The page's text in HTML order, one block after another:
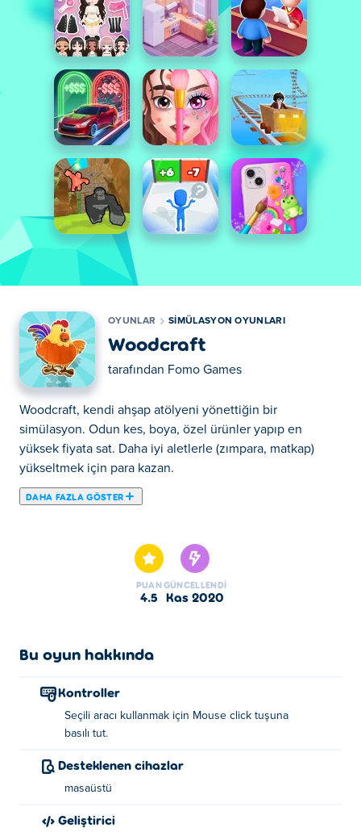
OYUNLAR SIMÜLASYON OYUNLARI
Woodcraft
tarafından Fomo Games
Woodcraft, kendi ahşap atölyeni yönettiğin bir
simülasyon. Odun kes, boya, özel ürünler yapıp en
yüksek fiyata sat. Daha iyi aletlerle (zımpara, matkap)
yükseltmek için para kazan.
DAHA FAZLA GÖSTER
kendi benzersiz kreasyonlarınızı yapmak için üzerine
püskürterek boyayın. Yeni havalı öğütücüler, matkaplar
ve spreyler satın almak için çalışmanızı en yüksek teklifi
Nasıl oynanır:
tutun.
Yaratıcı hakkında:
Woodcraft, Fomo Games tarafından yaratılmıştır. Bu,
Poki'deki beşinci maçları
PUAN
4.5
GÜNCELLENDI
Kas 2020
Bu oyun hakkında
Kontroller
Seçili aracı kullanmak için Mouse click tuşuna
basılı tut.
Desteklenen cihazlar
masaüstü
Geliştirici